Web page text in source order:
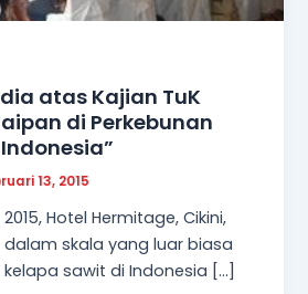
atas Kajian TuK
di Perkebunan
13, 2015
Hotel Hermitage, Cikini,
dalam skala yang luar biasa
sawit di Indonesia […]